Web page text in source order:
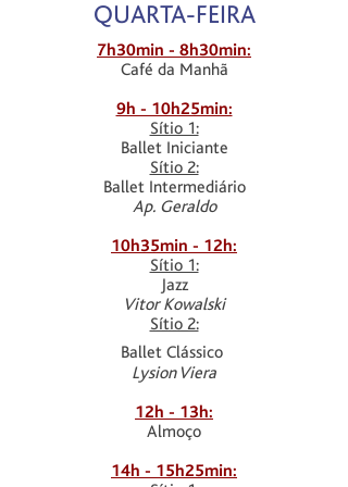
QUARTA-FEIRA
7h30min - 8h30min:
Café da Manhã
9h - 10h25min:
Sítio 1:
Ballet Iniciante
Sítio 2:
Ballet Intermediário
Ap. Geraldo
10h35min - 12h:
Sítio 1:
Jazz
Vitor Kowalski
Sítio 2:
Ballet Clássico
Lysion Viera
12h - 13h:
Almoço
14h - 15h25min: